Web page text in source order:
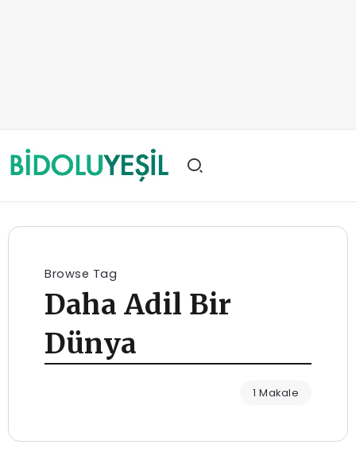
Browse Tag
Daha Adil Bir
Dünya
1 Makale